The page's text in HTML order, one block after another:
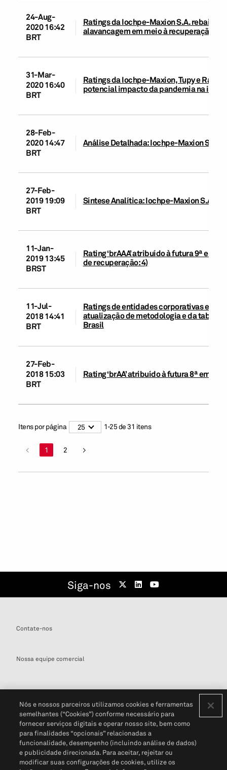
24-Aug-
2020 16:42
BRT
Ratings da Iochpe-Maxion S.A.
alavancagem em meio à recuperação
31-Mar-
2020 16:40
BRT
Ratings da Iochpe-Maxion, Tupy e
potencial impacto da pandemia na
28-Feb-
2020 14:47
BRT
Análise Detalhada: Iochpe-Maxion S.A.
27-Feb-
2019 19:09
BRT
Síntese Analítica: Iochpe-Maxion S.A.
11-Jan-
2019 13:45
BRST
Rating ‘brAAA’ atribuído à futura 9ª
de recuperação: 4)
11-Jul-
2018 14:41
BRT
Ratings de entidades corporativas e de
atualização de metodologia e da tabela
Brasil
27-Feb-
2018 15:03
BRT
Rating ‘brAA’ atribuído à futura 8ª
Itens por página 25 1-25de31 itens
< 1 2 >
Siga-nos
Contate-nos
Nossa equipe comercial
Definições de cookies
Disclaimers Legais Termos de Uso Aviso de Cookies
Política de PrivacidadePortal de privacidade do cliente (em inglês)
Não Venda Minhas Informações Pessoais© 2026 S&P Global
Nós e nossos parceiros utilizamos cookies e ferramentas
semelhantes (“Cookies”) conforme necessário para
fornecer serviços digitais e operar nosso site, bem como
para finalidades “opcionais” relacionadas a
funcionalidade, desempenho (incluindo análise de dados)
e publicidade direcionada. Para aceitar, rejeitar ou
modificar suas configurações de cookies, utilize os